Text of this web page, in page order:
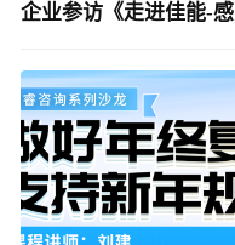
企业参访《走进佳能-